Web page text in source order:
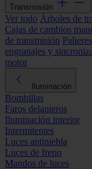
Transmisión
Ver todo Árboles de
Cajas de cambios
de transmisión
engranajes y
motor
Iluminación
Bombillas
Faros delanteros
Iluminación interior
Intermitentes
Luces antiniebla
Luces de freno
Mandos de luces